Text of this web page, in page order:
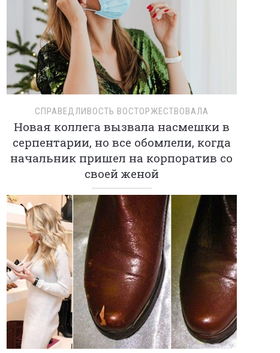
СПРАВЕДЛИВОСТЬ ВОСТОРЖЕСТВОВАЛА
Новая коллега вызвала насмешки в
серпентарии, но все обомлели, когда
начальник пришел на корпоратив со
своей женой